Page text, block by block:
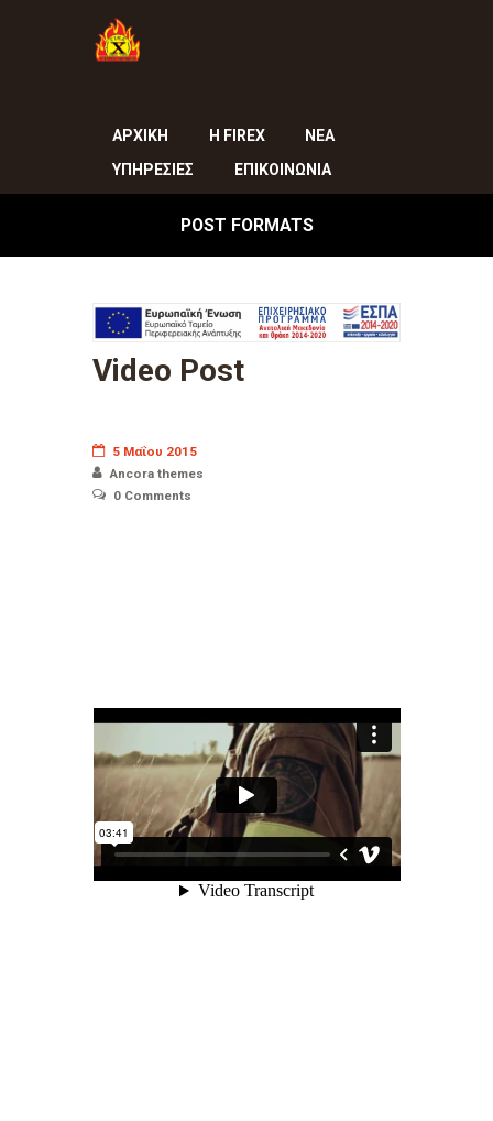
ΑΡΧΙΚΗ Η FIREX
ΝΕΑ
ΥΠΗΡΕΣΙΕΣ
ΕΠΙΚΟΙΝΩΝΙΑ
POST FORMATS
Video Post
5 Μαΐου 2015
Ancora themes
0Comments